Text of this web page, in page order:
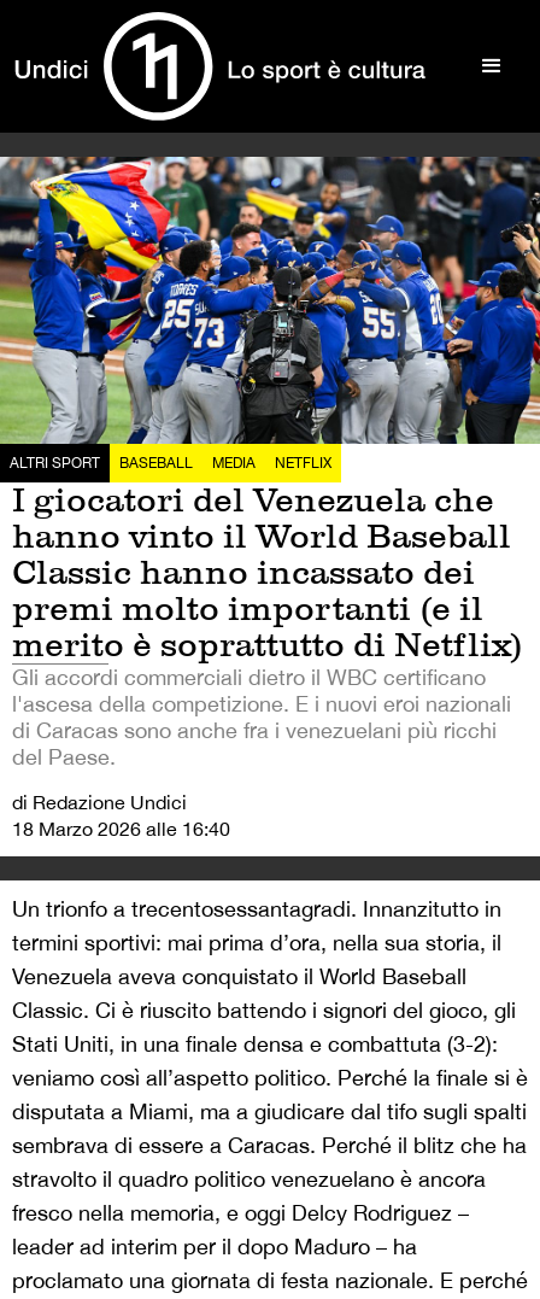
ALTRI SPORT BASEBALL MEDIA NETFLIX
I giocatori del Venezuela che
hanno vinto il World Baseball
Classic hanno incassato dei
premi molto importanti (e il
merito è soprattutto di Netflix)
Gli accordi commerciali dietro il WBC certificano
l'ascesa della competizione. E i nuovi eroi nazionali
di Caracas sono anche fra i venezuelani più ricchi
del Paese.
di Redazione Undici
18 Marzo 2026 alle 16:40
Un trionfo a trecentosessantagradi. Innanzitutto in
termini sportivi: mai prima d’ora, nella sua storia, il
Venezuela aveva conquistato il World Baseball
Classic. Ci è riuscito battendo i signori del gioco, gli
Stati Uniti, in una finale densa e combattuta (3-2):
veniamo così all’aspetto politico. Perché la finale si è
disputata a Miami, ma a giudicare dal tifo sugli spalti
sembrava di essere a Caracas. Perché il blitz che ha
stravolto il quadro politico venezuelano è ancora
fresco nella memoria, e oggi Delcy Rodriguez –
leader ad interim per il dopo Maduro – ha
proclamato una giornata di festa nazionale. E perché